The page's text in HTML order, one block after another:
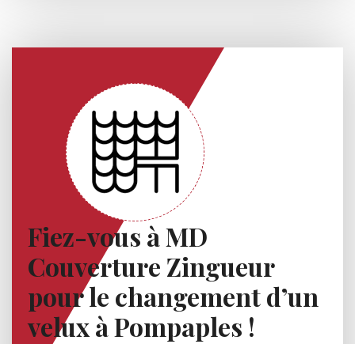
Fiez-vous à MD
Couverture Zingueur
pour le changement d’un
velux à Pompaples !